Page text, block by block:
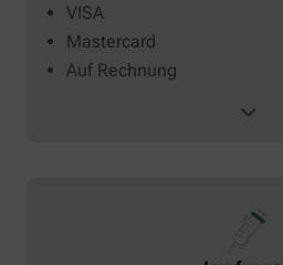
VISA
Mastercard
Auf Rechnung